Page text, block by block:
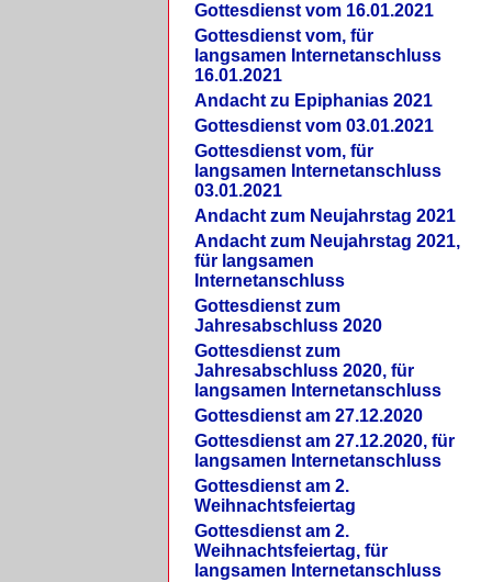
Gottesdienst vom 16.01.2021
Gottesdienst vom, für
langsamen Internetanschluss
16.01.2021
Andacht zu Epiphanias 2021
Gottesdienst vom 03.01.2021
Gottesdienst vom, für
langsamen Internetanschluss
03.01.2021
Andacht zum Neujahrstag 2021
Andacht zum Neujahrstag 2021,
für langsamen
Internetanschluss
Gottesdienst zum
Jahresabschluss 2020
Gottesdienst zum
Jahresabschluss 2020, für
langsamen Internetanschluss
Gottesdienst am 27.12.2020
Gottesdienst am 27.12.2020, für
langsamen Internetanschluss
Gottesdienst am 2.
Weihnachtsfeiertag
Gottesdienst am 2.
Weihnachtsfeiertag, für
langsamen Internetanschluss